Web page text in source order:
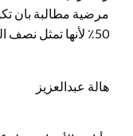
مرضية مطالبة بان
50٪ لأنها تمثل نصف المجتمع .
هالة عبدالعزيز